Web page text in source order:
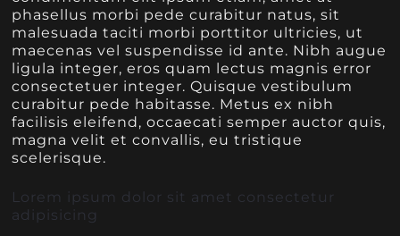
phasellus morbi pede curabitur natus, sit
malesuada taciti morbi porttitor ultricies, ut
maecenas vel suspendisse id ante. Nibh augue
ligula integer, eros quam lectus magnis error
consectetuer integer. Quisque vestibulum
curabitur pede habitasse. Metus ex nibh
facilisis eleifend, occaecati semper auctor quis,
magna velit et convallis, eu tristique
scelerisque.
Lorem ipsum dolor sit amet consectetur
adipisicing